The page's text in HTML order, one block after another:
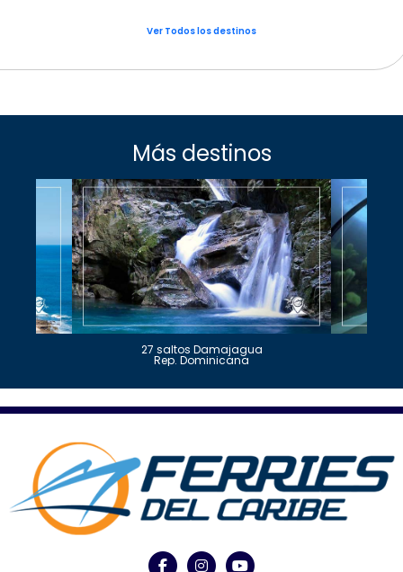
Ver Todos los destinos
Más destinos
27 saltos Damajagua
Rep. Dominicana